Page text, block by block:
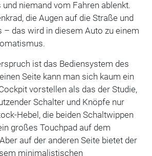
niemand vom Fahren ablenkt.
die Augen auf die Straße und
– das wird in diesem Auto zu einem
ist das Bediensystem des
Seite kann man sich kaum ein
vorstellen als das der Studie,
Schalter und Knöpfe nur
Hebel, die beiden Schaltwippen
großes Touchpad auf dem
auf der anderen Seite bietet der
minimalistischen